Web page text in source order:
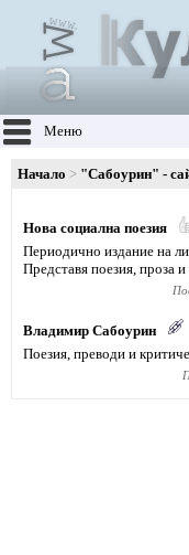
Меню
Начало "Сабоурин" -
Нова социална поезия
Периодично издание на
Представя поезия, проза
Владимир Сабоурин
Поезия, преводи и